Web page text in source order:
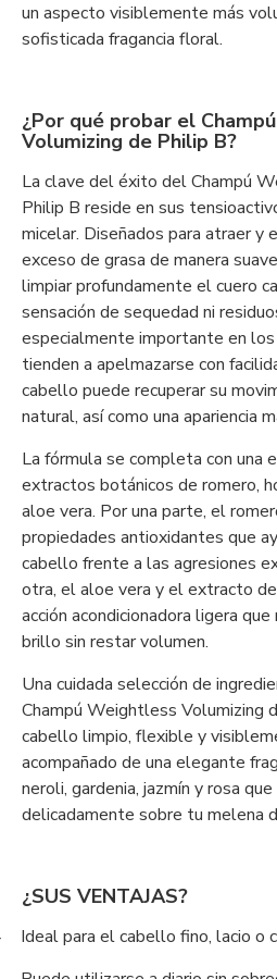
un aspecto visiblemente más
sofisticada fragancia floral.
¿Por qué probar el
Volumizing de Philip B?
La clave del éxito del Champú
Philip B reside en sus
micelar. Diseñados para atraer y
exceso de grasa de manera
limpiar profundamente el cuero
sensación de sequedad ni
especialmente importante en
tienden a apelmazarse con
cabello puede recuperar su
natural, así como una apariencia
La fórmula se completa con una
extractos botánicos de romero,
aloe vera. Por una parte, el
propiedades antioxidantes que
cabello frente a las agresiones
otra, el aloe vera y el extracto
acción acondicionadora ligera
brillo sin restar volumen.
Una cuidada selección de
Champú Weightless Volumizing
cabello limpio, flexible y
acompañado de una elegante
neroli, gardenia, jazmín y rosa
delicadamente sobre tu melena
¿SUS VENTAJAS?
Ideal para el cabello fino, lacio o